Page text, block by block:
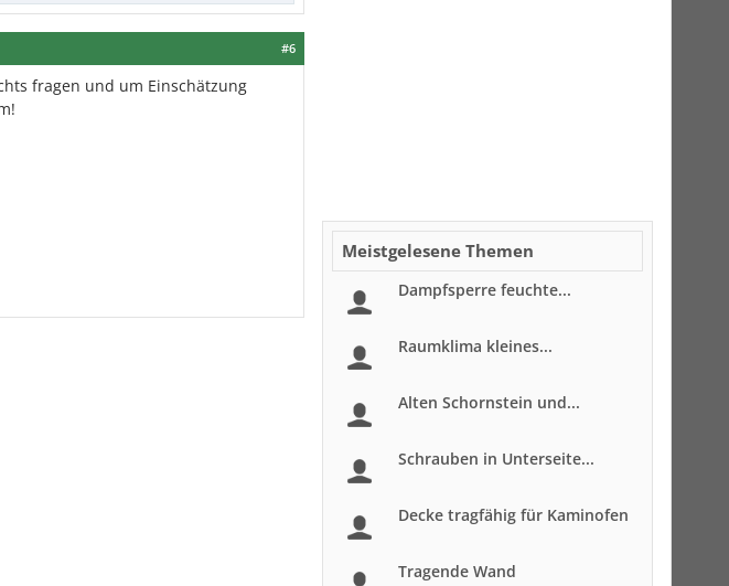
#6
fragen und um Einschätzung
Meistgelesene Themen
Dampfsperre feuchte...
Raumklima kleines...
Alten Schornstein und...
Schrauben in Unterseite...
Decke tragfähig für Kaminofen
Tragende Wand